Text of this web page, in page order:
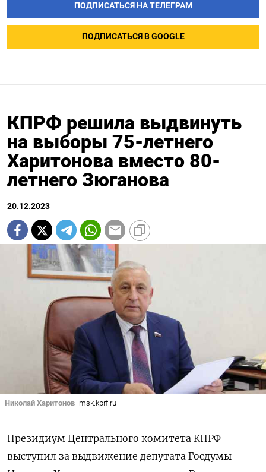
ПОДПИСАТЬСЯ НА ТЕЛЕГРАМ
ПОДПИСАТЬСЯ В GOOGLE
КПРФ решила выдвинуть
на выборы 75-летнего
Харитонова вместо 80-
летнего Зюганова
20.12.2023
Николай Харитонов msk.kprf.ru
Президиум Центрального комитета КПРФ
выступил за выдвижение депутата Госдумы